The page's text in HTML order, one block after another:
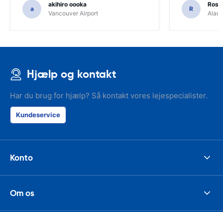
a
akihiro oooka
Vancouver Airport
R
Hjælp og kontakt
Har du brug for hjælp? Så kontakt vores lejespecialister.
Kundeservice
Konto
Om os